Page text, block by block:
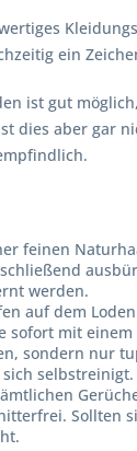
ein
ist gut
aber gar
feinen
werden.
auf dem
mit
sondern nur
Sollten